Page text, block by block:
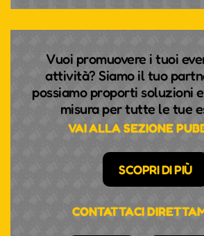
Vuoi promuovere i tuoi
attività? Siamo il tuo
possiamo proporti soluzioni
misura per tutte le tue
VAI ALLA SEZIONE
SCOPRI DI PIÙ
CONTATTACI